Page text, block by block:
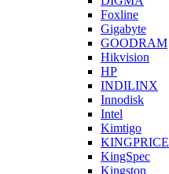
Foxline
Gigabyte
GOODRAM
Hikvision
HP
INDILINX
Innodisk
Intel
Kimtigo
KINGPRICE
KingSpec
Kingston